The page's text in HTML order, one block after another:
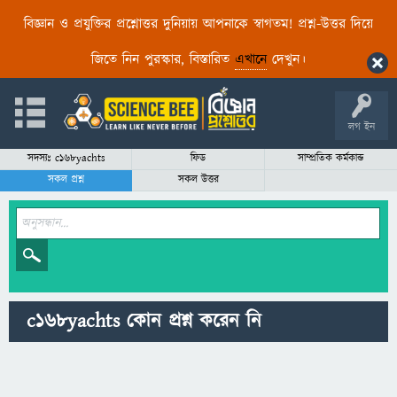
বিজ্ঞান ও প্রযুক্তির প্রশ্নোত্তর দুনিয়ায় আপনাকে স্বাগতম! প্রশ্ন-উত্তর দিয়ে
জিতে নিন পুরস্কার, বিস্তারিত এখানেদেখুন।
লগ ইন
সদস্যঃ c168yachts ফিড
সাম্প্রতিক কর্মকান্ড
সকল প্রশ্ন
সকল উত্তর
c168yachts কোন প্রশ্ন করেন নি